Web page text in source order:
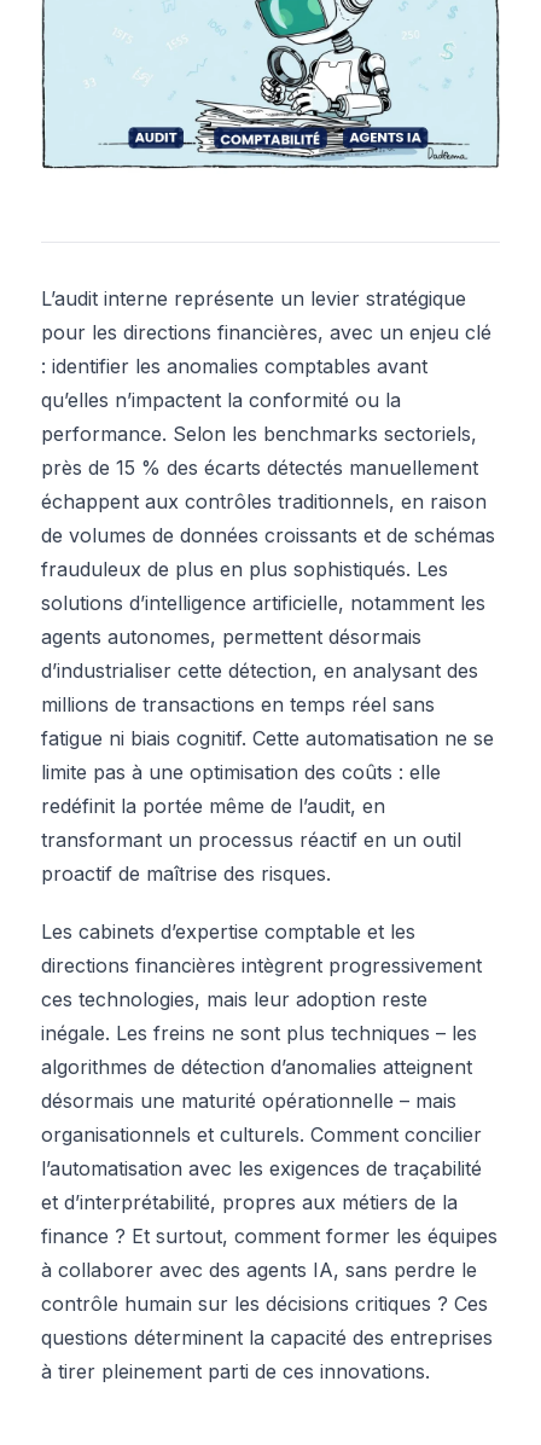
L’audit interne représente un levier stratégique
pour les directions financières, avec un enjeu clé
: identifier les anomalies comptables avant
qu’elles n’impactent la conformité ou la
performance. Selon les benchmarks sectoriels,
près de 15 % des écarts détectés manuellement
échappent aux contrôles traditionnels, en raison
de volumes de données croissants et de schémas
frauduleux de plus en plus sophistiqués. Les
solutions d’intelligence artificielle, notamment les
agents autonomes, permettent désormais
d’industrialiser cette détection, en analysant des
millions de transactions en temps réel sans
fatigue ni biais cognitif. Cette automatisation ne se
limite pas à une optimisation des coûts : elle
redéfinit la portée même de l’audit, en
transformant un processus réactif en un outil
proactif de maîtrise des risques.
Les cabinets d’expertise comptable et les
directions financières intègrent progressivement
ces technologies, mais leur adoption reste
inégale. Les freins ne sont plus techniques – les
algorithmes de détection d’anomalies atteignent
désormais une maturité opérationnelle – mais
organisationnels et culturels. Comment concilier
l’automatisation avec les exigences de traçabilité
et d’interprétabilité, propres aux métiers de la
finance ? Et surtout, comment former les équipes
à collaborer avec des agents IA, sans perdre le
contrôle humain sur les décisions critiques ? Ces
questions déterminent la capacité des entreprises
à tirer pleinement parti de ces innovations.